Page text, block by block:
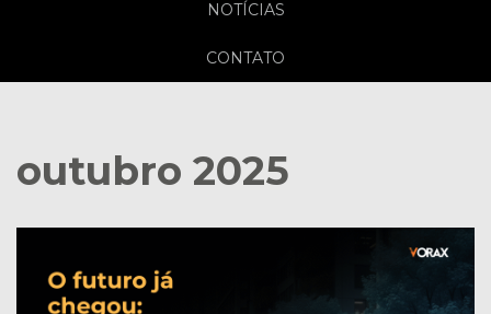
NOTÍCIAS
CONTATO
outubro 2025